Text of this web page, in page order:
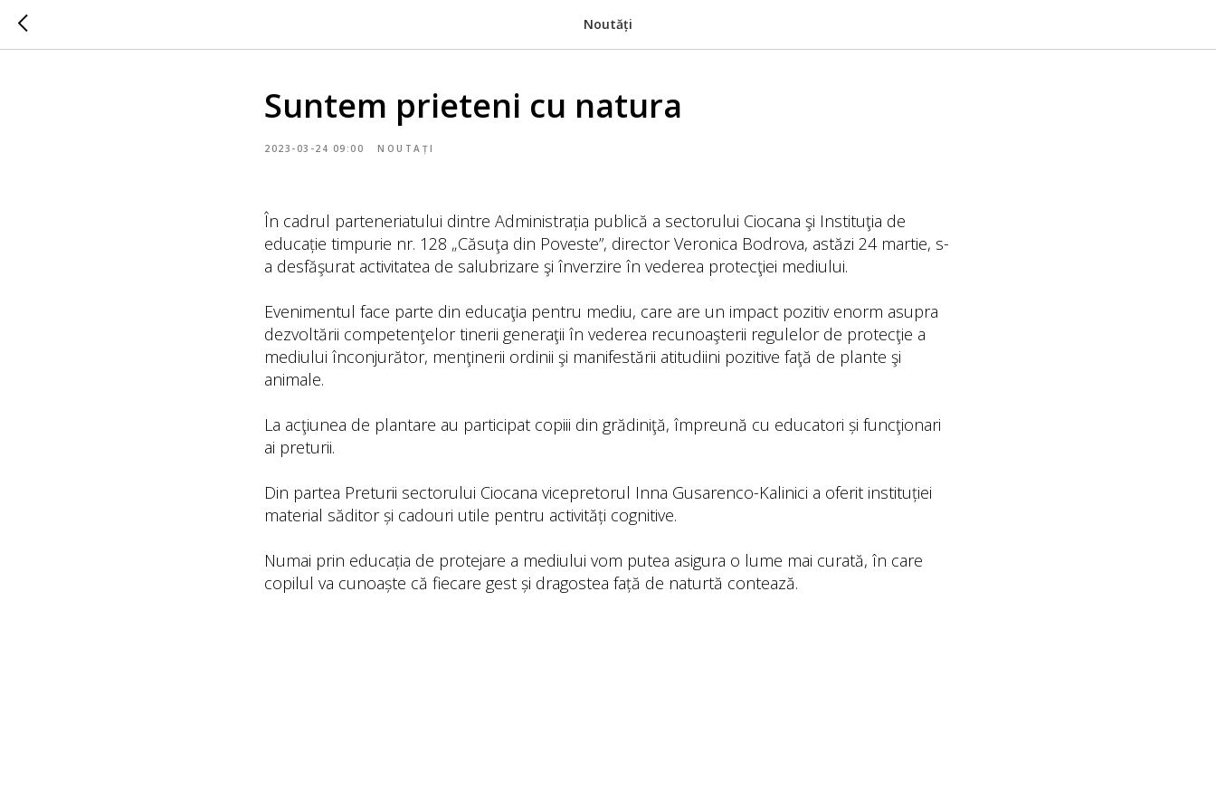
Noutăți
Suntem prieteni cu natura
2023-03-24 09:00 NOUTAȚI
În cadrul parteneriatului dintre Administrația publică a sectorului Ciocana şi Instituţia de
educație timpurie nr. 128 „Căsuţa din Poveste”, director Veronica Bodrova, astăzi 24 martie, s-
a desfăşurat activitatea de salubrizare şi înverzire în vederea protecţiei mediului.
Evenimentul face parte din educaţia pentru mediu, care are un impact pozitiv enorm asupra
dezvoltării competenţelor tinerii generaţii în vederea recunoaşterii regulelor de protecţie a
mediului înconjurător, menţinerii ordinii şi manifestării atitudiini pozitive faţă de plante şi
animale.
La acţiunea de plantare au participat copiii din grădiniţă, împreună cu educatori și funcţionari
ai preturii.
Din partea Preturii sectorului Ciocana vicepretorul Inna Gusarenco-Kalinici a oferit instituției
material săditor și cadouri utile pentru activități cognitive.
Numai prin educația de protejare a mediului vom putea asigura o lume mai curată, în care
copilul va cunoaște că fiecare gest și dragostea față de naturtă contează.